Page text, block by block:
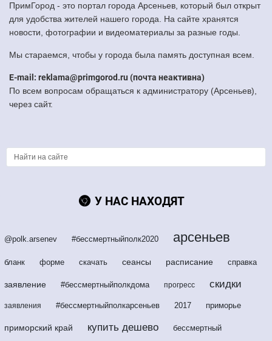
ПримГород - это портал города Арсеньев, который был открыт
для удобства жителей нашего города. На сайте хранятся
новости, фотографии и видеоматериалы за разные годы.
Мы стараемся, чтобы у города была память доступная всем.
E-mail: reklama@primgorod.ru (почта неактивна)
По всем вопросам обращаться к администратору (Арсеньев),
через сайт.
У НАС НАХОДЯТ
@polk.arsenev #бессмертныйполк2020 арсеньев
бланк форме скачать сеансы расписание справка
заявление #бессмертныйполкдома прогресс скидки
заявления #бессмертныйполкарсеньев 2017 приморье
приморский край купить дешево бессмертный